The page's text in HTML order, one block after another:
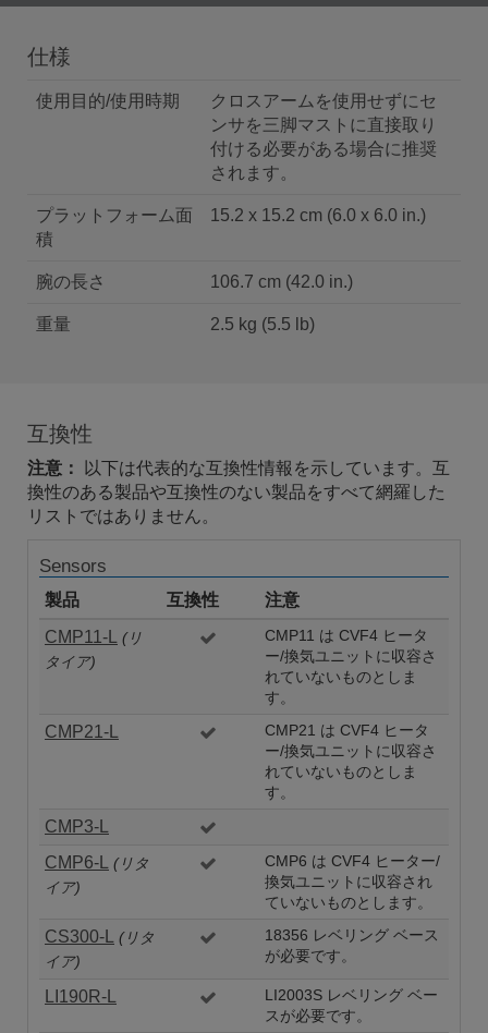
仕様
使用目的/使用時期
クロスアームを使用せずにセ
ンサを三脚マストに直接取り
付ける必要がある場合に推奨
されます。
プラットフォーム面
積
15.2 x 15.2 cm (6.0 x 6.0 in.)
腕の長さ 106.7 cm (42.0 in.)
重量 2.5 kg (5.5 lb)
互換性
注意：
以下は代表的な互換性情報を示しています。互
換性のある製品や互換性のない製品をすべて網羅した
リストではありません。
Sensors
製品 互換性
注意
CMP11-L
(リ
タイア)
CMP11 は CVF4 ヒータ
ー/換気ユニットに収容さ
れていないものとしま
す。
CMP21-L
CMP21 は CVF4 ヒータ
ー/換気ユニットに収容さ
れていないものとしま
す。
CMP3-L
CMP6-L
(リタ
イア)
CMP6 は CVF4 ヒーター/
換気ユニットに収容され
ていないものとします。
CS300-L
(リタ
イア)
18356 レベリング ベース
が必要です。
LI190R-L
LI2003S レベリング ベー
スが必要です。